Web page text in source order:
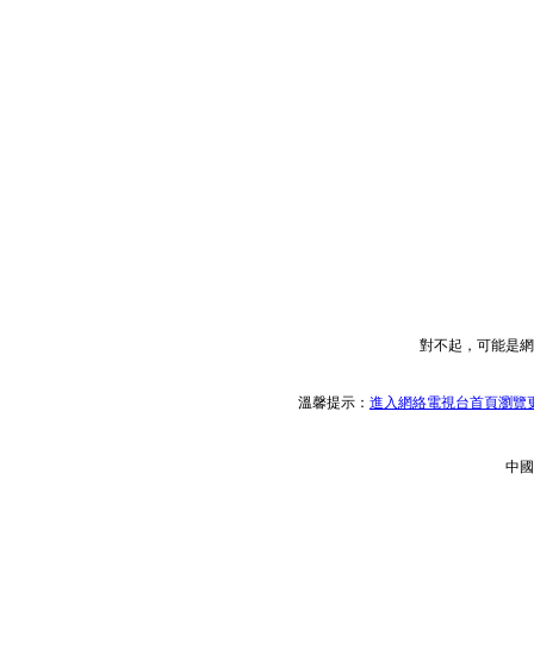
對不起，可能是
溫馨提示： 進入網絡電視台首頁瀏覽
中